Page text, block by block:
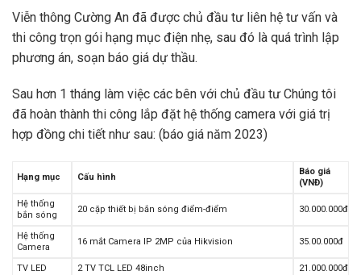
Viễn thông Cường An đã được chủ đầu tư liên hệ tư vấn và
thi công trọn gói hạng mục điện nhẹ, sau đó là quá trình lập
phương án, soạn báo giá dự thầu.
Sau hơn 1 tháng làm việc các bên với chủ đầu tư Chúng tôi
đã hoàn thành thi công lắp đặt hệ thống camera với giá trị
hợp đồng chi tiết như sau: (báo giá năm 2023)
Hạng mục Cấu hình
Báo giá
(VNĐ)
Hệ thống
bắn sóng
20 cặp thiết bị bắn sóng điểm-điểm 30.000.000đ
Hệ thống
Camera
16 mắt Camera IP 2MP của Hikvision 35.00.000đ
TV LED 2 TV TCL LED 48inch 21.000.000đ